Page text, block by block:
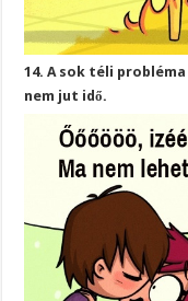
14. A sok téli
nem jut idő.